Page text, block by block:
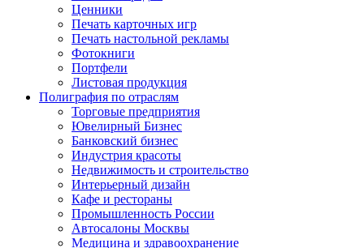
Ценники
Печать карточных игр
Печать настольной рекламы
Фотокниги
Портфели
Листовая продукция
Полиграфия по отраслям
Торговые предприятия
Ювелирный Бизнес
Банковский бизнес
Индустрия красоты
Недвижимость и строительство
Интерьерный дизайн
Кафе и рестораны
Промышленность России
Автосалоны Москвы
Медицина и здравоохранение